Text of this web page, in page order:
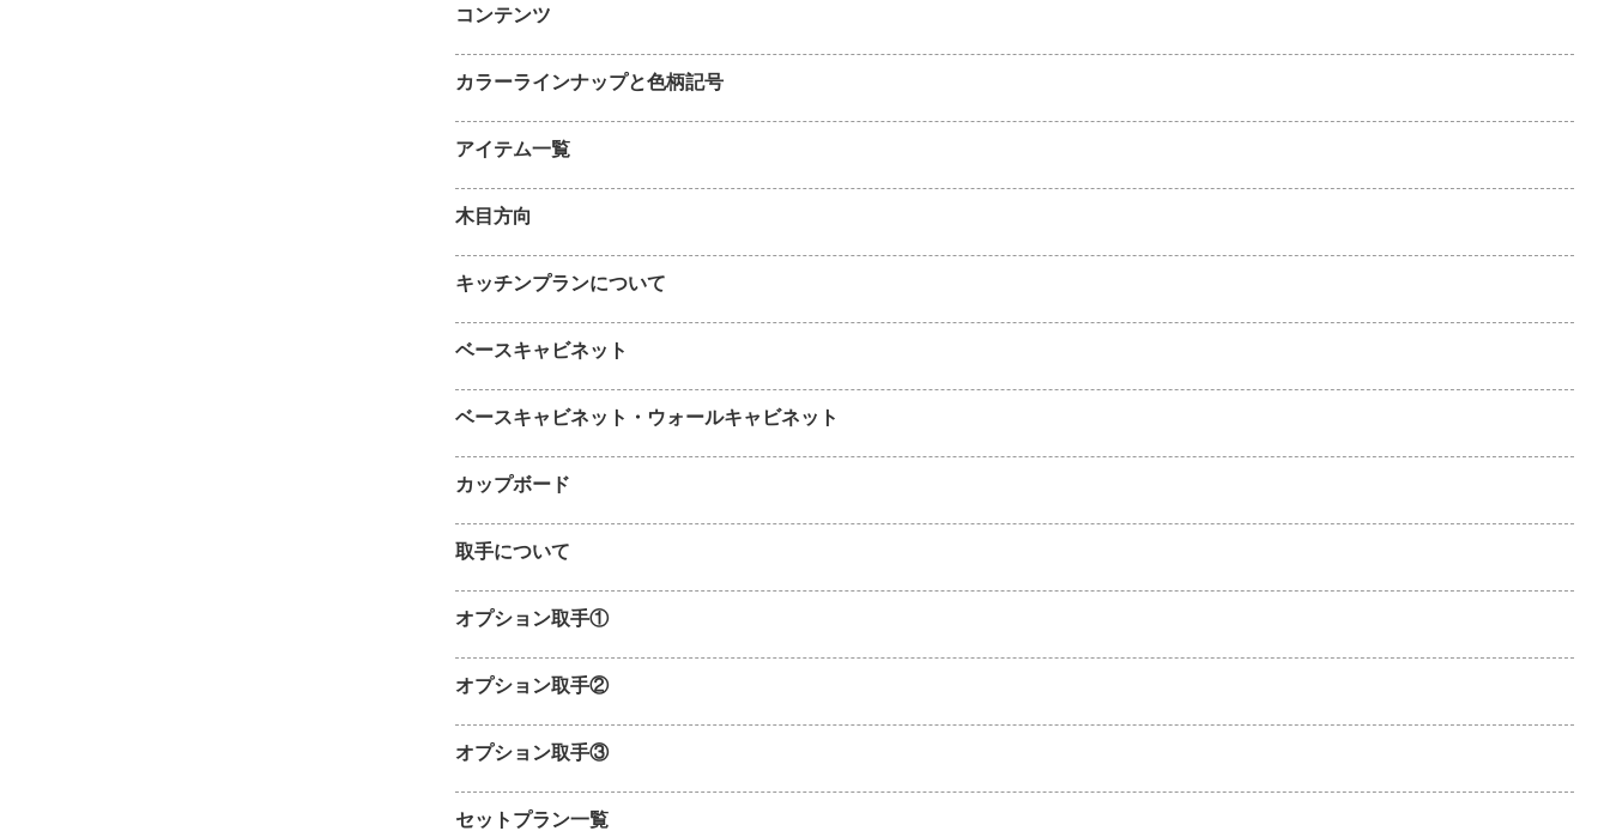
コンテンツ
カラーラインナップと色柄記号
アイテム一覧
木目方向
キッチンプランについて
ベースキャビネット
ベースキャビネット・ウォールキャビネット
カップボード
取手について
オプション取手①
オプション取手②
オプション取手③
セットプラン一覧